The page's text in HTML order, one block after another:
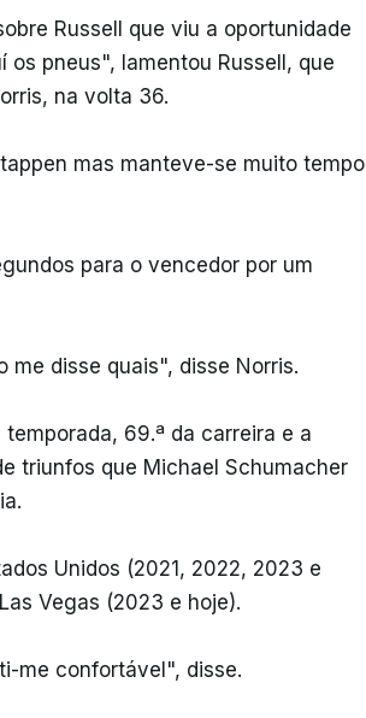
Russell que viu a oportunidade
pneus", lamentou Russell, que
na volta 36.
mas manteve-se muito tempo
para o vencedor por um
me disse quais", disse Norris.
69.ª da carreira e a
triunfos que Michael Schumacher
Unidos (2021, 2022, 2023 e
Vegas (2023 e hoje).
me confortável", disse.